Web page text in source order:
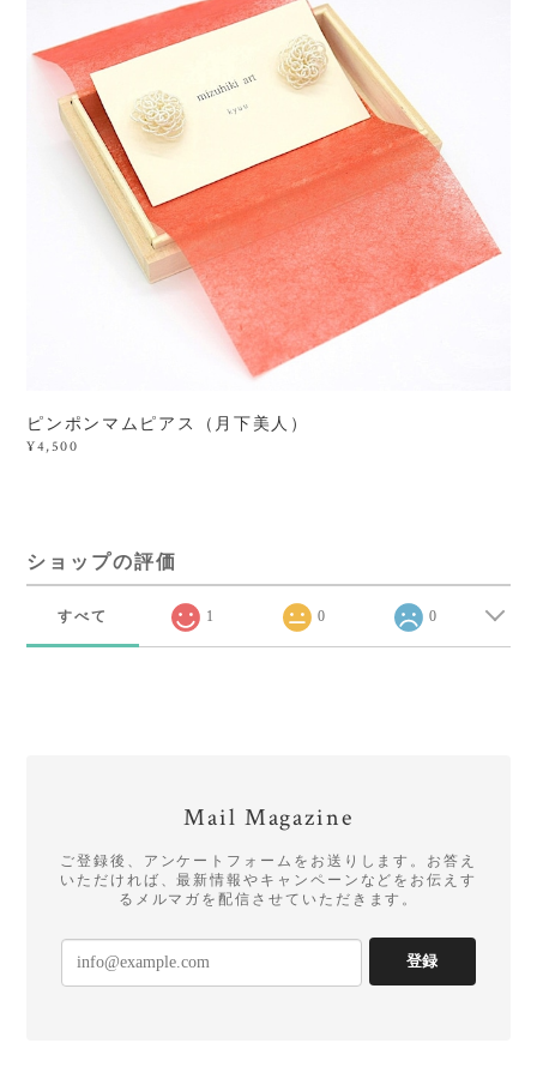
ピンポンマムピアス（月下美人）
¥4,500
ショップの評価
すべて 1 0 0
Mail Magazine
ご登録後、アンケートフォームをお送りします。お答え
いただければ、最新情報やキャンペーンなどをお伝えす
るメルマガを配信させていただきます。
登録